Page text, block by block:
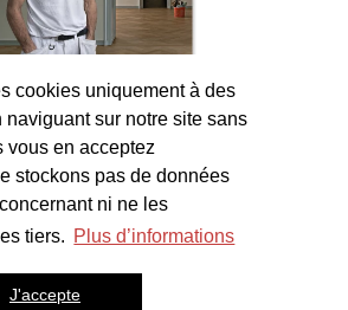
cookies uniquement à des
naviguant sur notre site sans
vous en acceptez
stockons pas de données
ni ne les
tiers. Plus d’informations
J'accepte